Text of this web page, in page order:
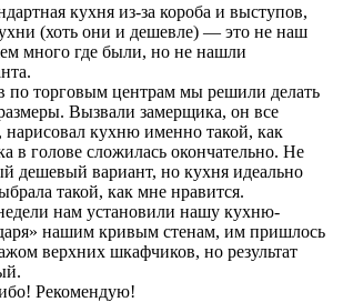
кухня из-за короба и выступов,
(хоть они и дешевле) — это не наш
много где были, но не нашли
по торговым центрам мы решили делать
Вызвали замерщика, он все
нарисовал кухню именно такой, как
в голове сложилась окончательно. Не
дешевый вариант, но кухня идеально
такой, как мне нравится.
нам установили нашу кухню-
нашим кривым стенам, им пришлось
верхних шкафчиков, но результат
Рекомендую!